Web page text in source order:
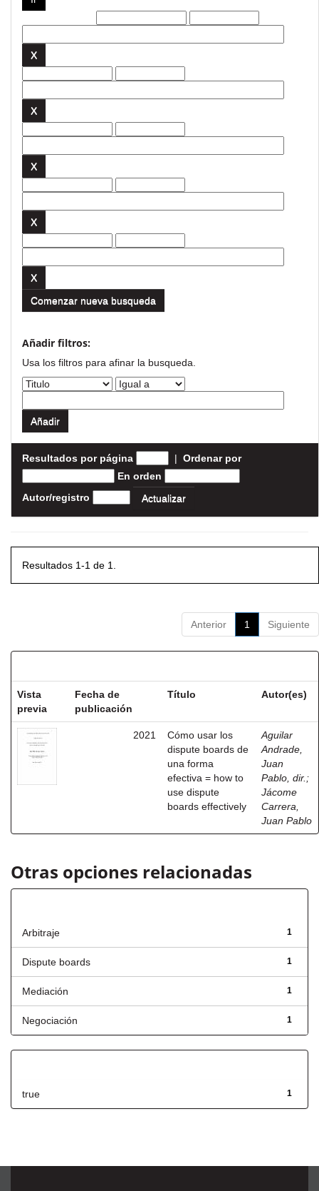
Comenzar nueva busqueda
Añadir filtros:
Usa los filtros para afinar la busqueda.
Resultados por página | Ordenar por
En orden
Autor/registro
Resultados 1-1 de 1.
Anterior 1 Siguiente
Vista
previa
Fecha de
publicación
Título Autor(es)
2021
Cómo usar los
dispute boards de
una forma
efectiva = how to
use dispute
boards effectively
Aguilar
Andrade,
Juan
Pablo, dir. ;
Jácome
Carrera,
Juan Pablo
Otras opciones relacionadas
1
Arbitraje
1
Dispute boards
1
Mediación
1
Negociación
1
true